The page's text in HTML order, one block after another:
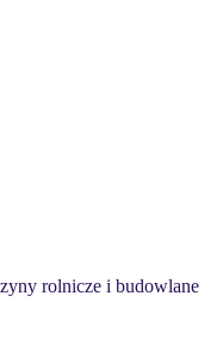
rolnicze i budowlane